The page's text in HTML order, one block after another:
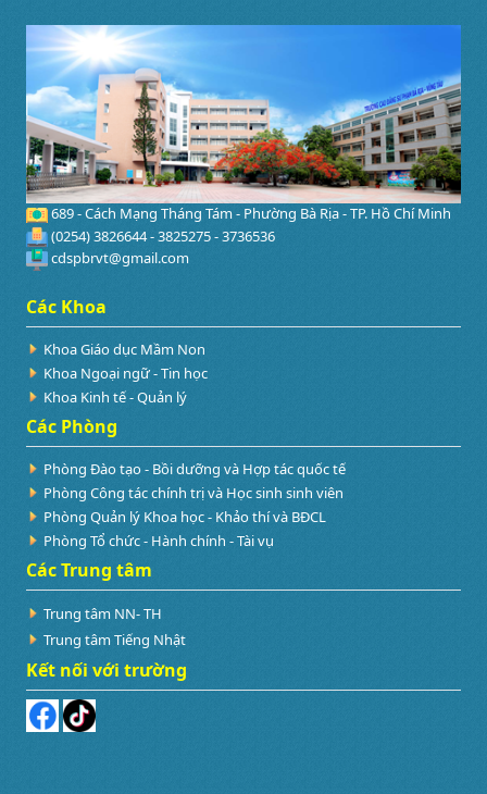
689 - Cách Mạng Tháng Tám - Phường Bà Rịa - TP. Hồ Chí Minh
(0254) 3826644 - 3825275 - 3736536
cdspbrvt@gmail.com
Các Khoa
Khoa Giáo dục Mầm Non
Khoa Ngoại ngữ - Tin học
Khoa Kinh tế - Quản lý
Các Phòng
Phòng Đào tạo - Bồi dưỡng và Hợp tác quốc tế
Phòng Công tác chính trị và Học sinh sinh viên
Phòng Quản lý Khoa học - Khảo thí và BĐCL
Phòng Tổ chức - Hành chính - Tài vụ
Các Trung tâm
Trung tâm NN- TH
Trung tâm Tiếng Nhật
Kết nối với trường